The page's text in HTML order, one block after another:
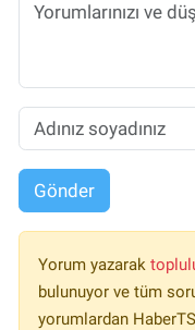
Gönder
Yorum yazarak
bulunuyor ve tüm
yorumlardan